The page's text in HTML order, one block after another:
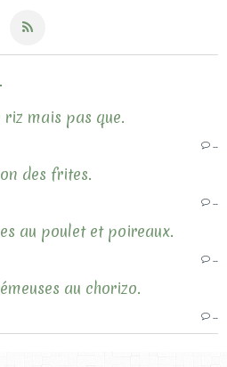
riz mais pas que.
des frites.
au poulet et poireaux.
au chorizo.